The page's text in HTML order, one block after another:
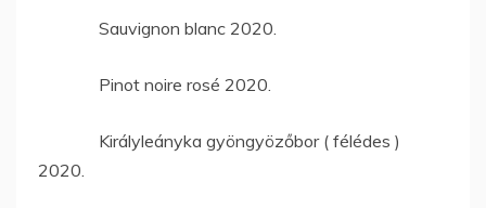
Sauvignon blanc 2020.
Pinot noire rosé 2020.
Királyleányka gyöngyözőbor ( félédes )
2020.